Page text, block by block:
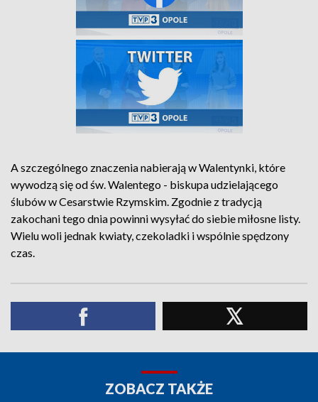
A szczególnego znaczenia nabierają w Walentynki, które
wywodzą się od św. Walentego - biskupa udzielającego
ślubów w Cesarstwie Rzymskim. Zgodnie z tradycją
zakochani tego dnia powinni wysyłać do siebie miłosne listy.
Wielu woli jednak kwiaty, czekoladki i wspólnie spędzony
czas.
ZOBACZ TAKŻE